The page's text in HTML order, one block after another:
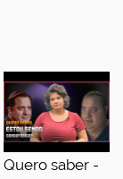
Quero saber -